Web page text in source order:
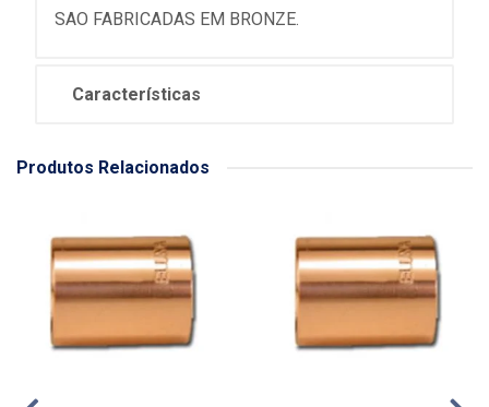
SAO FABRICADAS EM BRONZE.
Características
Produtos Relacionados